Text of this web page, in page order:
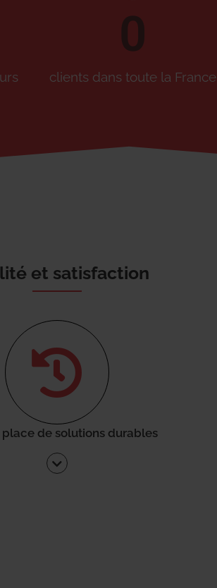
clients dans toute la France
0
et satisfaction
place de solutions durables